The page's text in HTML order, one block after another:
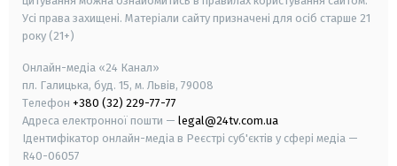
Усі права захищені. Матеріали сайту призначені для осіб старше 21
року (21+)
Онлайн-медіа «24 Канал»
пл. Галицька, буд. 15, м. Львів, 79008
Телефон +380 (32) 229-77-77
Адреса електронної пошти — legal@24tv.com.ua
Ідентифікатор онлайн-медіа в Реєстрі суб'єктів у сфері медіа —
R40-06057